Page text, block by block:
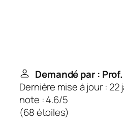
Demandé par :
Dernière mise à jour : 22
note : 4.6/5
(68 étoiles)